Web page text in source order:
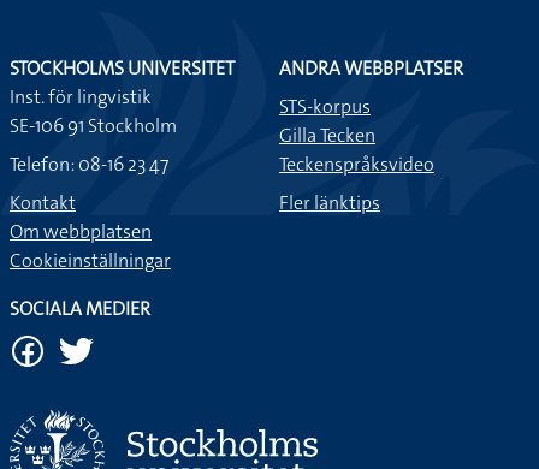
STOCKHOLMS UNIVERSITET
Inst. för lingvistik
SE-106 91 Stockholm
Telefon: 08-16 23 47
Kontakt
Om webbplatsen
Cookieinställningar
ANDRA WEBBPLATSER
STS-korpus
Gilla Tecken
Teckenspråksvideo
Fler länktips
SOCIALA MEDIER